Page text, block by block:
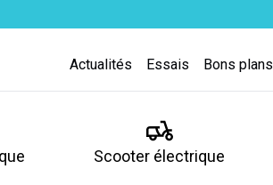
Actualités Essais Bons plans
Scooter électrique